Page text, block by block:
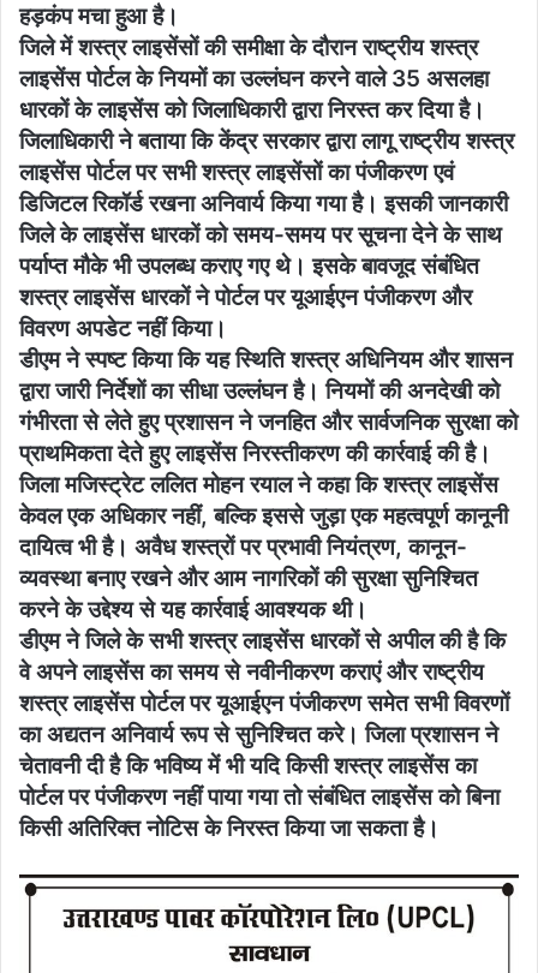
हड़कंप मचा हुआ है।
जिले में शस्त्र लाइसेंसों की समीक्षा के दौरान राष्ट्रीय शस्त्र
लाइसेंस पोर्टल के नियमों का उल्लंघन करने वाले 35 असलहा
धारकों के लाइसेंस को जिलाधिकारी द्वारा निरस्त कर दिया है।
जिलाधिकारी ने बताया कि केंद्र सरकार द्वारा लागू राष्ट्रीय शस्त्र
लाइसेंस पोर्टल पर सभी शस्त्र लाइसेंसों का पंजीकरण एवं
डिजिटल रिकॉर्ड रखना अनिवार्य किया गया है। इसकी जानकारी
जिले के लाइसेंस धारकों को समय-समय पर सूचना देने के साथ
पर्याप्त मौके भी उपलब्ध कराए गए थे। इसके बावजूद संबंधित
शस्त्र लाइसेंस धारकों ने पोर्टल पर यूआईएन पंजीकरण और
विवरण अपडेट नहीं किया।
डीएम ने स्पष्ट किया कि यह स्थिति शस्त्र अधिनियम और शासन
द्वारा जारी निर्देशों का सीधा उल्लंघन है। नियमों की अनदेखी को
गंभीरता से लेते हुए प्रशासन ने जनहित और सार्वजनिक सुरक्षा को
प्राथमिकता देते हुए लाइसेंस निरस्तीकरण की कार्रवाई की है।
जिला मजिस्ट्रेट ललित मोहन रयाल ने कहा कि शस्त्र लाइसेंस
केवल एक अधिकार नहीं, बल्कि इससे जुड़ा एक महत्वपूर्ण कानूनी
दायित्व भी है। अवैध शस्त्रों पर प्रभावी नियंत्रण, कानून-
व्यवस्था बनाए रखने और आम नागरिकों की सुरक्षा सुनिश्चित
करने के उद्देश्य से यह कार्रवाई आवश्यक थी।
डीएम ने जिले के सभी शस्त्र लाइसेंस धारकों से अपील की है कि
वे अपने लाइसेंस का समय से नवीनीकरण कराएं और राष्ट्रीय
शस्त्र लाइसेंस पोर्टल पर यूआईएन पंजीकरण समेत सभी विवरणों
का अद्यतन अनिवार्य रूप से सुनिश्चित करे। जिला प्रशासन ने
चेतावनी दी है कि भविष्य में भी यदि किसी शस्त्र लाइसेंस का
पोर्टल पर पंजीकरण नहीं पाया गया तो संबंधित लाइसेंस को बिना
किसी अतिरिक्त नोटिस के निरस्त किया जा सकता है।